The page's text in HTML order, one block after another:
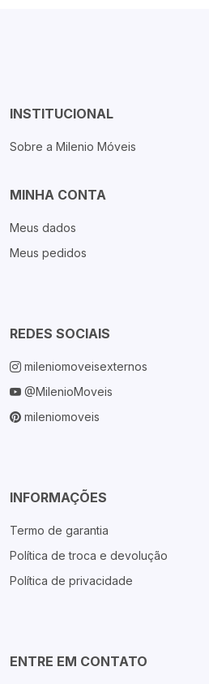
INSTITUCIONAL
Sobre a Milenio Móveis
MINHA CONTA
Meus dados
Meus pedidos
REDES SOCIAIS
mileniomoveisexternos
@MilenioMoveis
mileniomoveis
INFORMAÇÕES
Termo de garantia
Política de troca e devolução
Política de privacidade
ENTRE EM CONTATO